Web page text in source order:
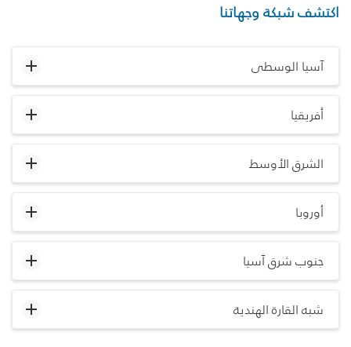
اكتشف شبكة وجهاتنا
آسيا الوسطى
أفريقيا
الشرق الأوسط
أوروبا
جنوب شرق آسيا
شبه القارة الهندية